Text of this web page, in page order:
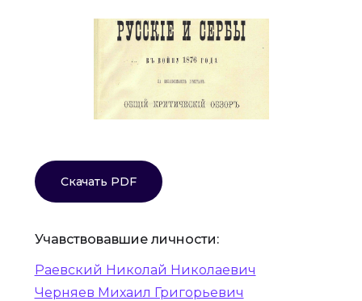
Скачать PDF
Учавствовавшие личности:
Раевский Николай Николаевич
Черняев Михаил Григорьевич